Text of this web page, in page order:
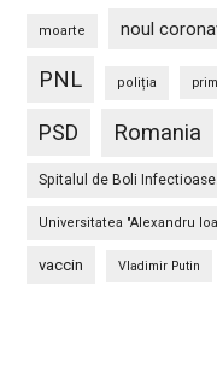
moarte noul
PNL poliția
PSD Romania
Spitalul de Boli Infectioase.
Universitatea "Alexandru
vaccin Vladimir Putin